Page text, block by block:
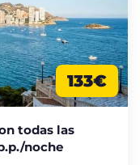
133€
todas las
noche